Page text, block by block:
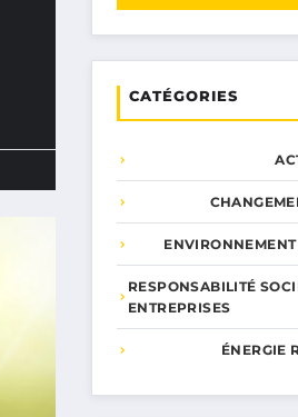
CATÉGORIES
RESPONSABILITÉ
ENTREPRISES
ÉNERGIE